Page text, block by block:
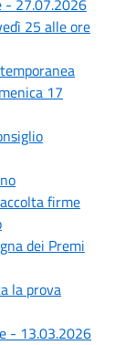
25 alle ore
17
firme
dei Premi
la prova
- 13.03.2026